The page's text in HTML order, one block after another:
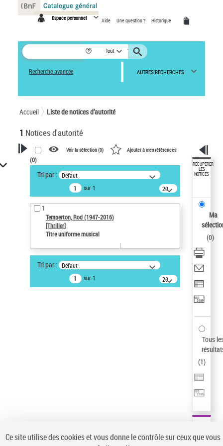
Espace personnel Aide Une question ? Historique
Tout
Recherche avancée AUTRES RECHERCHES
Accueil Liste de notices d’autorité
1 Notices d'autorité
VOTRE RECHERCHE
Recherche avancée dans les
notices d’autorité
Œuvres liées à l'auteur :
Temperton, Rod (1947-2016)
Type de notice d'autorité
Voir la sélection (0) Ajouter à mes références
(0)
Tri par : Défaut
sur 1
20
résultats/page
1
Temperton, Rod (1947-2016)
[Thriller]
Titre uniforme musical
Tri par : Défaut
sur 1
20
résultats/page
RÉCUPÉRER
LES
NOTICES
Ma
(0)
Tous
(1)
Panneau de gestion des cookies
Ce site utilise des cookies et vous donne le contrôle sur ceux que vous